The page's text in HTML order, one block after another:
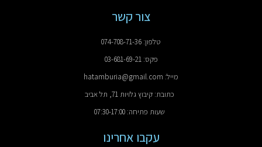
צור קשר
טלפון: 074-708-71-36
פקס: 03-681-69-21
מייל: hatamburia@gmail.com
כתובת: קיבוץ גלויות 71, תל אביב
שעות פתיחה: 07:30-17:00
עקבו אחרינו